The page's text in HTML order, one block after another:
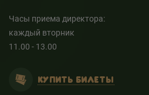
Часы приема директора:
каждый вторник
11.00 - 13.00
КУПИТЬ БИЛЕТЫ